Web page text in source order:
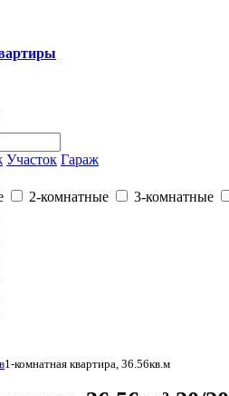
Участок Гараж
2-комнатные 3-комнатные